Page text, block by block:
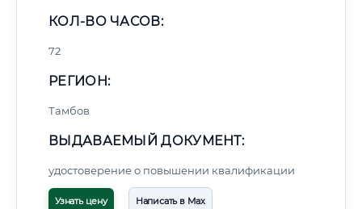
КОЛ-ВО ЧАСОВ:
72
РЕГИОН:
Тамбов
ВЫДАВАЕМЫЙ ДОКУМЕНТ:
удостоверение о повышении квалификации
Узнать цену Написать в Max